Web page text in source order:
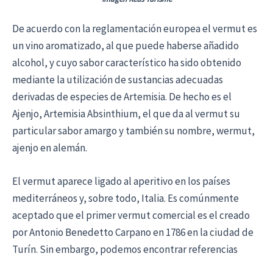
De acuerdo con la reglamentación europea el vermut es
un vino aromatizado, al que puede haberse añadido
alcohol, y cuyo sabor característico ha sido obtenido
mediante la utilización de sustancias adecuadas
derivadas de especies de Artemisia. De hecho es el
Ajenjo, Artemisia Absinthium, el que da al vermut su
particular sabor amargo y también su nombre, wermut,
ajenjo en alemán.
El vermut aparece ligado al aperitivo en los países
mediterráneos y, sobre todo, Italia. Es comúnmente
aceptado que el primer vermut comercial es el creado
por Antonio Benedetto Carpano en 1786 en la ciudad de
Turín. Sin embargo, podemos encontrar referencias